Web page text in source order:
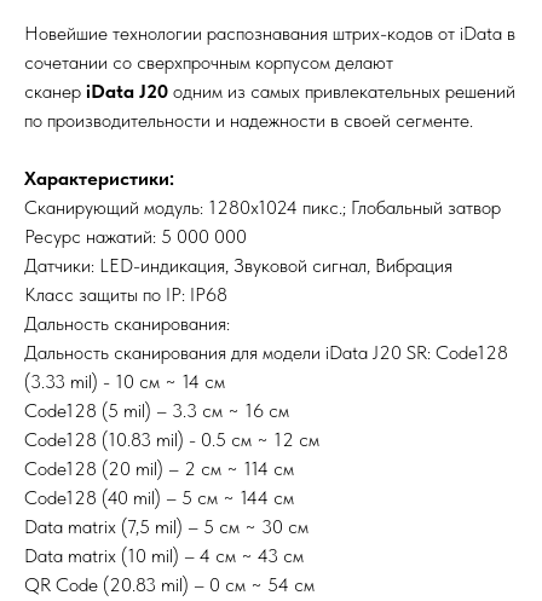
Новейшие технологии распознавания штрих-кодов от iData в
сочетании со сверхпрочным корпусом делают
сканер iData J20 одним из самых привлекательных решений
по производительности и надежности в своей сегменте.
Характеристики:
Сканирующий модуль: 1280x1024 пикс.; Глобальный затвор
Ресурс нажатий: 5 000 000
Датчики: LED-индикация, Звуковой сигнал, Вибрация
Класс защиты по IP: IP68
Дальность сканирования:
Дальность сканирования для модели iData J20 SR: Code128
(3.33 mil) - 10 см ~ 14 см
Code128 (5 mil) – 3.3 см ~ 16 см
Code128 (10.83 mil) - 0.5 см ~ 12 см
Code128 (20 mil) – 2 см ~ 114 см
Code128 (40 mil) – 5 см ~ 144 см
Data matrix (7,5 mil) – 5 см ~ 30 см
Data matrix (10 mil) – 4 см ~ 43 см
QR Code (20.83 mil) – 0 см ~ 54 см